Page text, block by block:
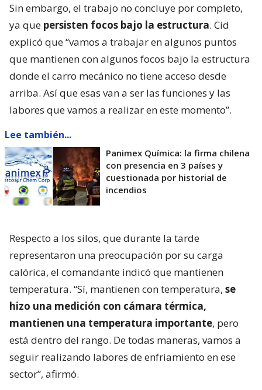
Sin embargo, el trabajo no concluye por completo,
ya que persisten focos bajo la estructura. Cid
explicó que “vamos a trabajar en algunos puntos
que mantienen con algunos focos bajo la estructura
donde el carro mecánico no tiene acceso desde
arriba. Así que esas van a ser las funciones y las
labores que vamos a realizar en este momento”.
Lee también...
Panimex Química: la firma chilena
con presencia en 3 países y
cuestionada por historial de
incendios
Respecto a los silos, que durante la tarde
representaron una preocupación por su carga
calórica, el comandante indicó que mantienen
temperatura. “Sí, mantienen con temperatura, se
hizo una medición con cámara térmica,
mantienen una temperatura importante, pero
está dentro del rango. De todas maneras, vamos a
seguir realizando labores de enfriamiento en ese
sector”, afirmó.